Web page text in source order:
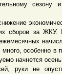
сезону
сборов за
особенно в
начнется
руки не